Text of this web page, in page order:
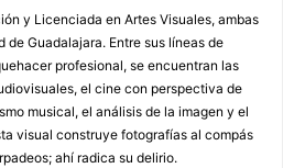
y Licenciada en Artes Visuales, ambas
de Guadalajara. Entre sus líneas de
profesional, se encuentran las
el cine con perspectiva de
musical, el análisis de la imagen y el
visual construye fotografías al compás
ahí radica su delirio.